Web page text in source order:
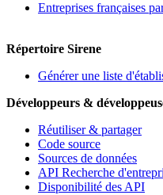
Entreprises françaises
Répertoire Sirene
Générer une liste
Développeurs &
Réutiliser & partager
Code source
Sources de données
API Recherche
Disponibilité des API